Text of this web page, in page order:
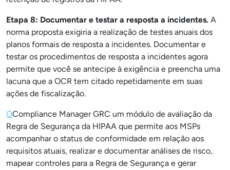
Etapa 8: Documentar e testar a resposta a incidentes. A
norma proposta exigiria a realização de testes anuais dos
planos formais de resposta a incidentes. Documentar e
testar os procedimentos de resposta a incidentes agora
permite que você se antecipe à exigência e preencha uma
lacuna que a OCR tem citado repetidamente em suas
ações de fiscalização.
OCompliance Manager GRC um módulo de avaliação da
Regra de Segurança da HIPAA que permite aos MSPs
acompanhar o status de conformidade em relação aos
requisitos atuais, realizar e documentar análises de risco,
mapear controles para a Regra de Segurança e gerar